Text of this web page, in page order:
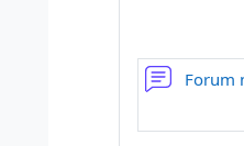
Forum